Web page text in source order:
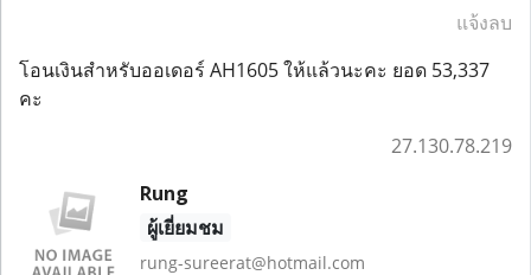
แจ้งลบ
โอนเงินสำหรับออเดอร์ AH1605 ให้แล้วนะคะ ยอด 53,337
คะ
27.130.78.219
Rung
ผู้เยี่ยมชม
rung-sureerat@hotmail.com